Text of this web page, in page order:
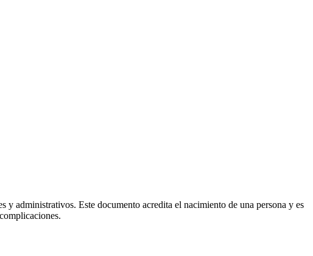
y administrativos. Este documento acredita el nacimiento de una persona y es